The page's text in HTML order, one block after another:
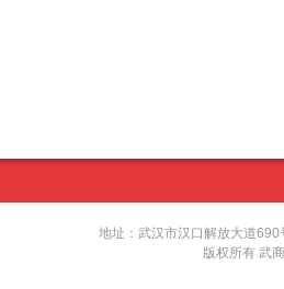
地址：武汉市汉口解放大道
版权所有 武